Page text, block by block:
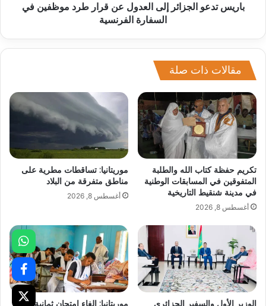
باريس تدعو الجزائر إلى العدول عن قرار طرد موظفين في
السفارة الفرنسية
مقالات ذات صلة
تكريم حفظة كتاب الله والطلبة
المتفوقين في المسابقات الوطنية
في مدينة شنقيط التاريخية
أغسطس 8, 2026
موريتانيا: تساقطات مطرية على
مناطق متفرقة من البلاد
أغسطس 8, 2026
الوزير الأول والسفير الجزائري موريتانيا: إلغاء امتحان ثمانية